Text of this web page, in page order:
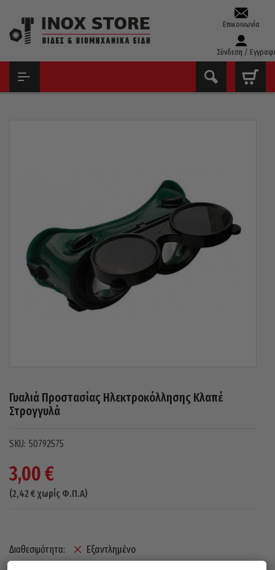
Επικοινωνία
Σύνδεση /
Γυαλιά Προστασίας Ηλεκτροκόλλησης Κλαπέ
Στρογγυλά
50792575
3,00€
(2,42 € χωρίς Φ.Π.Α)
Διαθεσιμότητα: Εξαντλημένο